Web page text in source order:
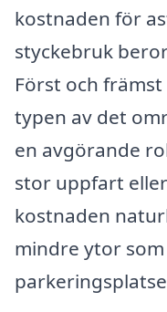
kostnaden för
styckebruk
Först och
typen av det
en avgörande
stor uppfart
kostnaden
mindre ytor